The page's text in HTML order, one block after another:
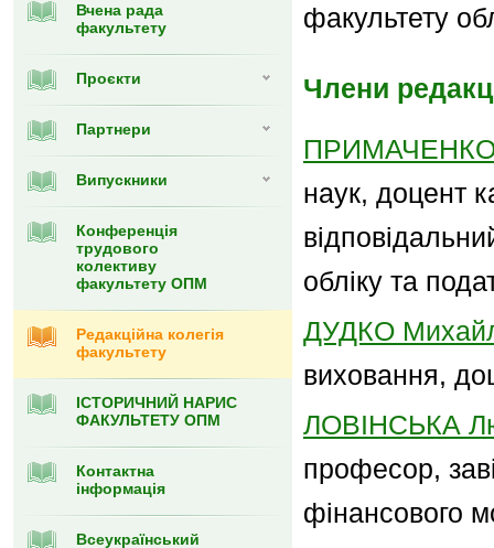
Вчена рада
факультету
Проєкти
Партнери
Випуcкники
Конференція
трудового
колективу
факультету ОПМ
Редакційна колегія
факультету
ІСТОРИЧНИЙ НАРИС
ФАКУЛЬТЕТУ ОПМ
Контактна
інформація
Всеукраїнський
факультету
Члени
ПРИМАЧЕНКО
наук, доцент
обліку та
ДУДКО
виховання,
ЛОВІНСЬКА
професор,
фінансового